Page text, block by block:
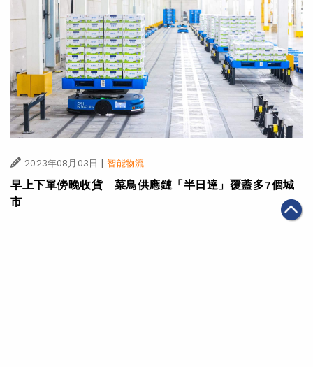
2023年08月03日 | 智能物流
早上下單傍晚收貨 菜鳥供應鏈「半日達」覆蓋多7個城
市